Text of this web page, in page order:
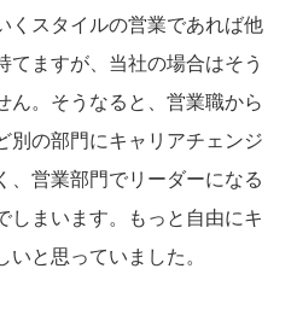
くスタイルの営業であれば他
ますが、当社の場合はそう
ん。そうなると、営業職から
別の部門にキャリアチェンジ
、営業部門でリーダーになる
しまいます。もっと自由にキ
と思っていました。